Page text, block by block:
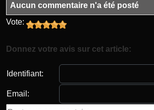
Aucun commentaire n'a été posté
Vote:
Donnez votre avis sur cet article:
Identifiant:
Email: